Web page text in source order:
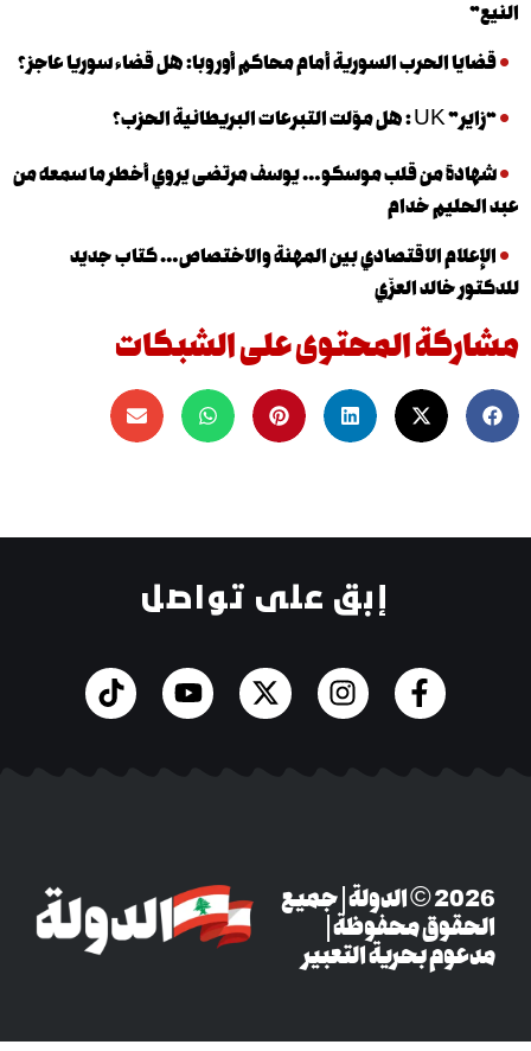
الحرب السورية أمام محاكم أوروبا: هل قضاء سوريا عاجز؟
من قلب موسكو… يوسف مرتضى يروي أخطر ما سمعه من
خدام
الاقتصادي بين المهنة والاختصاص… كتاب جديد
العزّي
المحتوى على الشبكات
إبق على تواصل
‎© 2026 الدولة | جميع
محفوظة |
بحرية التعبير